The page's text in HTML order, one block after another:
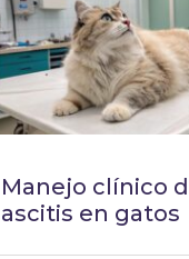
Manejo clínico
ascitis en gatos